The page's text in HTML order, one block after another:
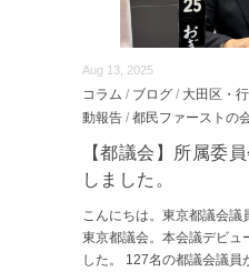
Aug 13, 2025
コラム / ブログ / 大田区・
動報告 / 都民ファーストの
【都議会】所属委
しました。
こんにちは。東京都議会
東京都議会。本会議デビュ
した。 127名の都議会議員